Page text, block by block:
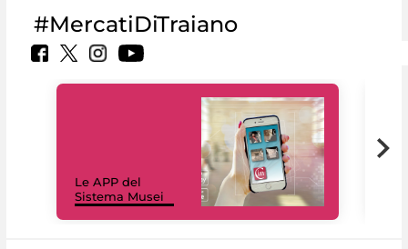
#MercatiDiTraiano
Le APP del
Sistema Musei